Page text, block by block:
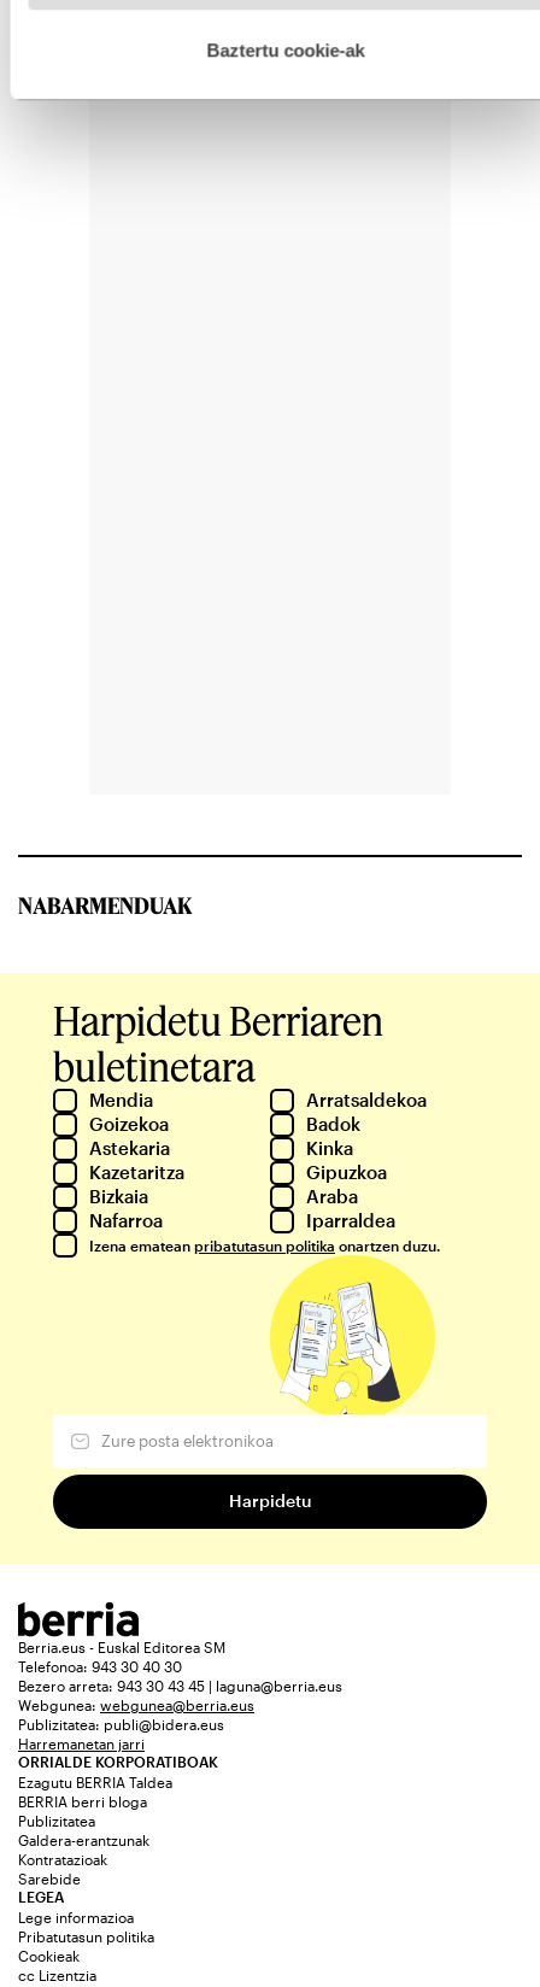
esplizitua ematen diguzu.Gehiago irakurri
Baztertu cookie-ak
NABARMENDUAK
Harpidetu Berriaren
buletinetara
Mendia
Arratsaldekoa
Goizekoa
Badok
Astekaria
Kinka
Kazetaritza
Gipuzkoa
Bizkaia
Araba
Nafarroa
Iparraldea
Izena ematean pribatutasun politika onartzen duzu.
Berria.eus - Euskal Editorea SM
Telefonoa: 943 30 40 30
Bezero arreta: 943 30 43 45 | laguna@berria.eus
Webgunea: webgunea@berria.eus
Publizitatea: publi@bidera.eus
Harremanetan jarri
ORRIALDE KORPORATIBOAK
Ezagutu BERRIA Taldea
BERRIA berri bloga
Publizitatea
Galdera-erantzunak
Kontratazioak
Sarebide
LEGEA
Lege informazioa
Pribatutasun politika
Cookieak
cc Lizentzia